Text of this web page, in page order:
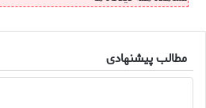
مطالب پیشنهادی